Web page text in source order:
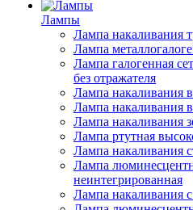
Лампы
Лампа накаливания
Лампа
Лампа галогенная
без отражателя
Лампа накаливания
Лампа накаливания
Лампа накаливания
Лампа ртутная
Лампа накаливания
Лампа
неинтегрированная
Лампа накаливания